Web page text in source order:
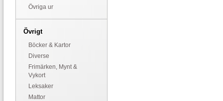
Övriga ur
Övrigt
Böcker & Kartor
Diverse
Frimärken, Mynt &
Vykort
Leksaker
Mattor